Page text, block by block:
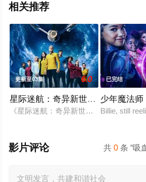
相关推荐
更新至03集 6.0
星际迷航：奇异新世界第四季
《星际迷航：奇异新世界》已续订第四
已完结
少年魔法
Billie, still
共0 条 “吸
影片评论